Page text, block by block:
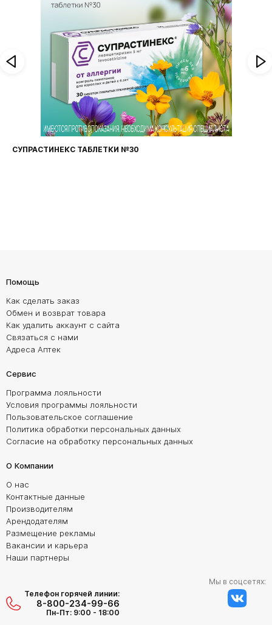
СУПРАСТИНЕКС ТАБЛЕТКИ №30
Помощь
Как сделать заказ
Обмен и возврат товара
Как удалить аккаунт с сайта
Связаться с нами
Адреса Аптек
Сервис
Программа лояльности
Условия программы лояльности
Пользовательское соглашение
Политика обработки персональных данных
Согласие на обработку персональных данных
О Компании
О нас
Контактные данные
Производителям
Арендодателям
Размещение рекламы
Вакансии и карьера
Наши партнеры
Телефон горячей линии:
8-800-234-99-66
Пн-Пт: 9:00 - 18:00
Мы в соцсетях: